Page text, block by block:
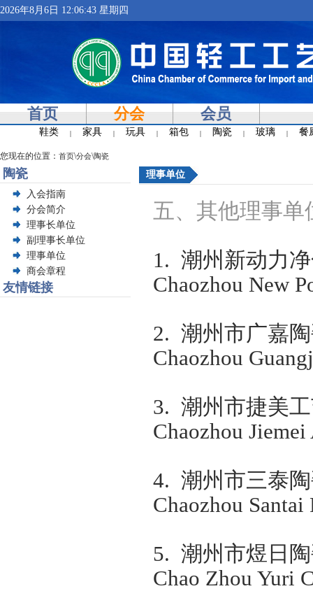
2026年8月6日 12:06:44 星期四
首页 分会
鞋类 | 家具 | 玩具 | 箱包 | 陶瓷 | 玻璃 | 餐
会员
您现在的位置： 首页\分会\陶瓷
陶瓷
入会指南
分会简介
理事长单位
副理事长单位
理事单位
商会章程
友情链接
理事单位
五、其他理事单
1. 潮州新动力
Chaozhou New
2. 潮州市广嘉
Chaozhou
3. 潮州市捷美
Chaozhou
4. 潮州市三泰
Chaozhou
5. 潮州市煜日
Chao Zhou Yuri